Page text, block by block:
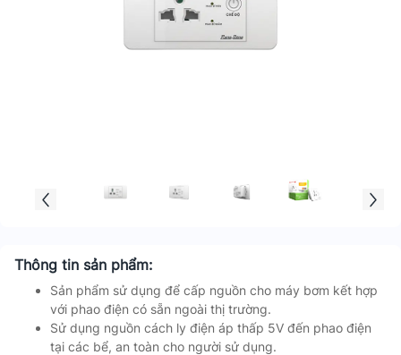
Thông tin sản phẩm:
Sản phẩm sử dụng để cấp nguồn cho máy bơm kết hợp
với phao điện có sẵn ngoài thị trường.
Sử dụng nguồn cách ly điện áp thấp 5V đến phao điện
tại các bể, an toàn cho người sử dụng.